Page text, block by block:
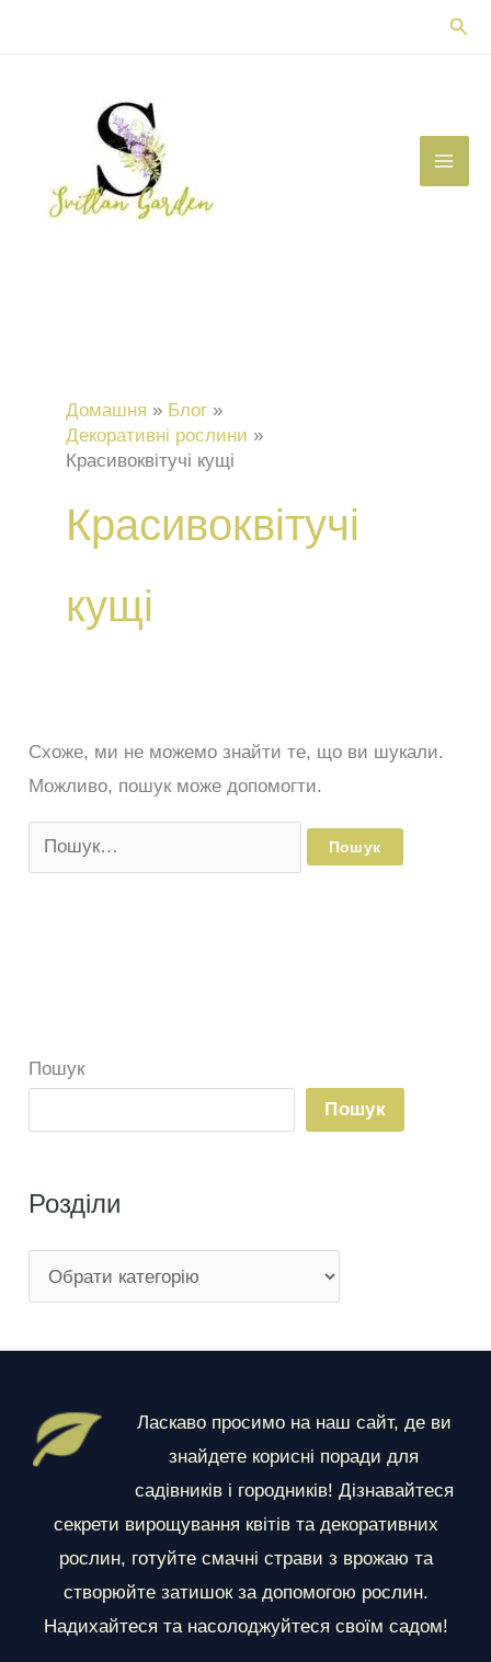
Домашня
Блог
Декоративні рослини
Красивоквітучі кущі
Красивоквітучі
кущі
Схоже, ми не можемо знайти те, що ви шукали.
Можливо, пошук може допомогти.
Шукати:
Пошук
Пошук
Розділи
о
л
Ласкаво просимо на наш сайт, де ви
знайдете корисні поради для
садівників і городників! Дізнавайтеся
секрети вирощування квітів та декоративних
рослин, готуйте смачні страви з врожаю та
створюйте затишок за допомогою рослин.
Надихайтеся та насолоджуйтеся своїм садом!